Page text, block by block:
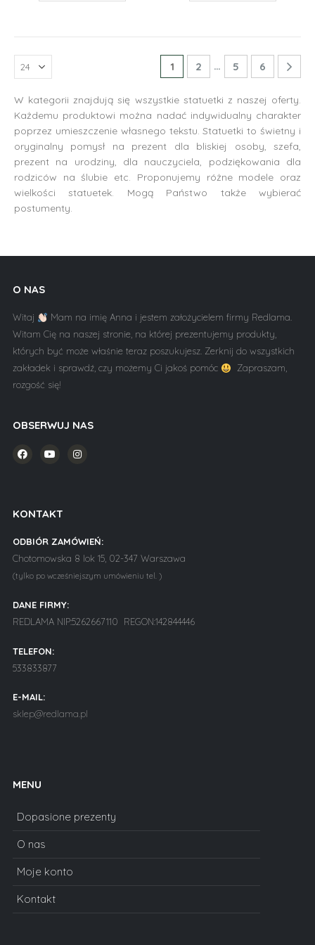
1 2 … 5 6
W kategorii znajdują się wszystkie statuetki z naszej oferty.
Każdemu produktowi można nadać indywidualny charakter
poprzez umieszczenie własnego tekstu. Statuetki to świetny i
oryginalny pomysł na prezent dla bliskiej osoby, szefa,
prezent na urodziny, dla nauczyciela, podziękowania dla
rodziców na ślubie etc. Proponujemy różne modele oraz
wielkości statuetek. Mogą Państwo także wybierać
postumenty.
O NAS
Witaj
Mam na imię Anna i jestem założycielem firmy Redlama.
Witam Cię na naszej stronie, na której prezentujemy produkty,
których być może właśnie teraz poszukujesz. Zerknij do wszystkich
zakładek i sprawdź, czy możemy Ci jakoś pomóc
Zapraszam,
rozgość się!
OBSERWUJ NAS
KONTAKT
ODBIÓR ZAMÓWIEŃ:
Chotomowska 8 lok 15, 02-347 Warszawa
(tylko po wcześniejszym umówieniu tel. )
DANE FIRMY:
REDLAMA NIP:5262667110 REGON:142844446
TELEFON:
533833877
E-MAIL:
sklep@redlama.pl
MENU
Dopasione prezenty
O nas
Moje konto
Kontakt